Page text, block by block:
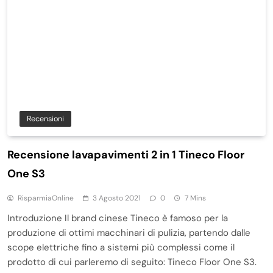
Recensioni
Recensione lavapavimenti 2 in 1 Tineco Floor
One S3
RisparmiaOnline 3 Agosto 2021 0 7 Mins
Introduzione Il brand cinese Tineco è famoso per la
produzione di ottimi macchinari di pulizia, partendo dalle
scope elettriche fino a sistemi più complessi come il
prodotto di cui parleremo di seguito: Tineco Floor One S3.